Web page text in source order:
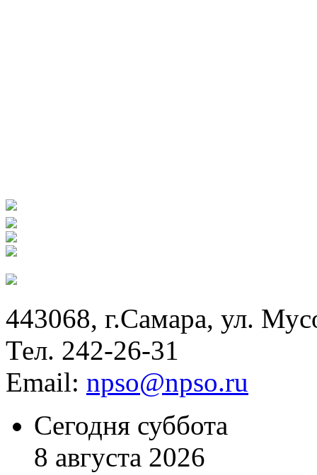
443068, г.Самара, ул.
Тел. 242-26-31
Email: npso@npso.ru
Сегодня суббота
8 августа 2026